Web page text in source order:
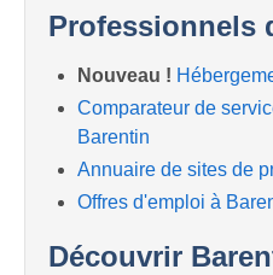
Professionnels
Nouveau !
Comparateur de
Barentin
Annuaire de sites de
Offres d'emploi à
Découvrir